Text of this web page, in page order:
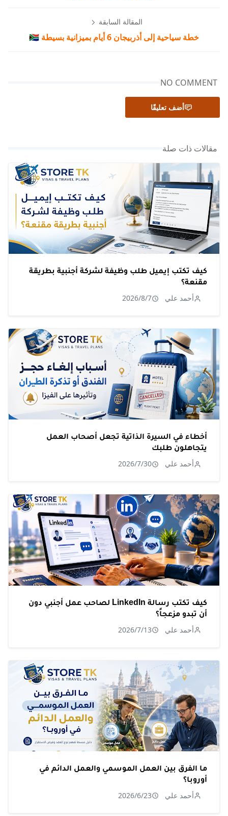
المقالة السابقة
خطة سياحية إلى أذربيجان 6 أيام بميزانية بسيطة 🇦🇿
NO COMMENT
أضف تعليقًا
مقالات ذات صلة
كيف تكتب إيميل طلب وظيفة لشركة أجنبية بطريقة
مقنعة؟
أحمد علي 2026/8/7
أخطاء في السيرة الذاتية تجعل أصحاب العمل
يتجاهلون طلبك
أحمد علي 2026/7/30
كيف تكتب رسالة LinkedIn لصاحب عمل أجنبي دون
أن تبدو مزعجاً؟
أحمد علي 2026/7/13
ما الفرق بين العمل الموسمي والعمل الدائم في
أوروبا؟
أحمد علي 2026/6/23